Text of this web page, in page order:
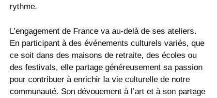
rythme.
L’engagement de France va au-delà de ses ateliers.
En participant à des événements culturels variés, que
ce soit dans des maisons de retraite, des écoles ou
des festivals, elle partage généreusement sa passion
pour contribuer à enrichir la vie culturelle de notre
communauté. Son dévouement à l’art et à son partage